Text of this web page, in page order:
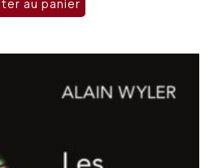
au panier